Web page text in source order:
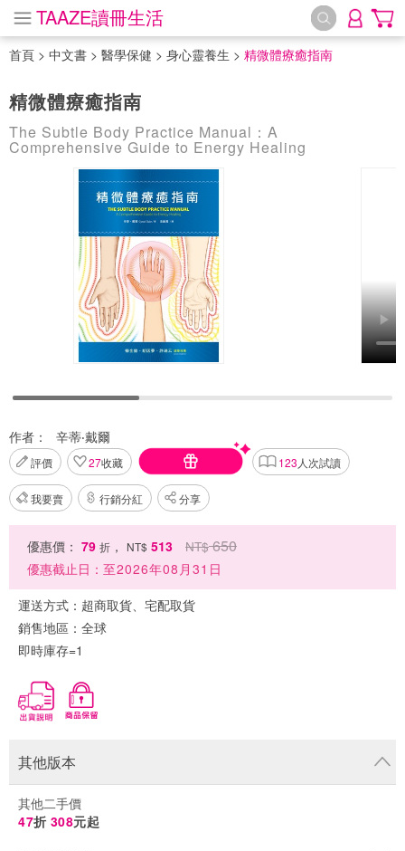
TAAZE讀冊生活
首頁 > 中文書 > 醫學保健 > 身心靈養生 > 精微體療癒指南
精微體療癒指南
The Subtle Body Practice Manual：A
Comprehensive Guide to Energy Healing
作者： 辛蒂‧戴爾
評價 27收藏 123 人次試讀
我要賣 行銷分紅 分享
優惠價： 79 折 ， NT$ 513 NT$ 650
優惠截止日： 至2026年08月31日
運送方式： 超商取貨、宅配取貨
銷售地區： 全球
即時庫存=1
其他版本
其他二手價
47折 308元起